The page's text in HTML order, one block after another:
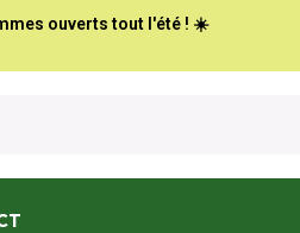
ouverts tout l'été ! ☀️